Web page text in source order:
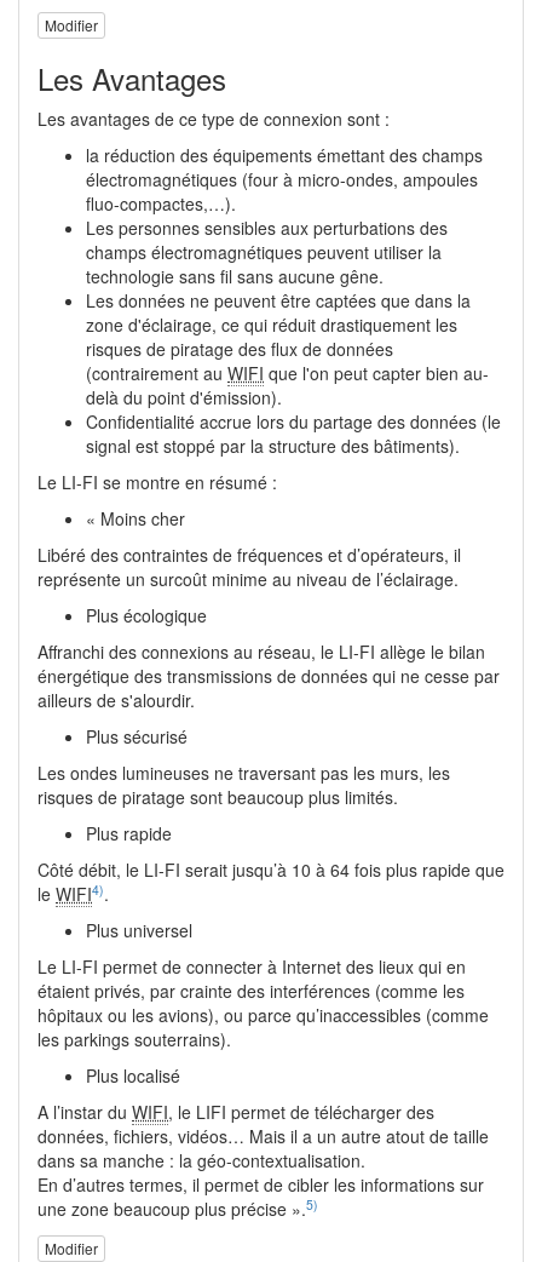
Modifier
Les Avantages
Les avantages de ce type de connexion sont :
la réduction des équipements émettant des champs
électromagnétiques (four à micro-ondes, ampoules
fluo-compactes,…).
Les personnes sensibles aux perturbations des
champs électromagnétiques peuvent utiliser la
technologie sans fil sans aucune gêne.
Les données ne peuvent être captées que dans la
zone d'éclairage, ce qui réduit drastiquement les
risques de piratage des flux de données
(contrairement au WIFI que l'on peut capter bien au-
delà du point d'émission).
Confidentialité accrue lors du partage des données (le
signal est stoppé par la structure des bâtiments).
Le LI-FI se montre en résumé :
« Moins cher
Libéré des contraintes de fréquences et d’opérateurs, il
représente un surcoût minime au niveau de l’éclairage.
Plus écologique
Affranchi des connexions au réseau, le LI-FI allège le bilan
énergétique des transmissions de données qui ne cesse par
ailleurs de s'alourdir.
Plus sécurisé
Les ondes lumineuses ne traversant pas les murs, les
risques de piratage sont beaucoup plus limités.
Plus rapide
Côté débit, le LI-FI serait jusqu’à 10 à 64 fois plus rapide que
le WIFI4).
Plus universel
Le LI-FI permet de connecter à Internet des lieux qui en
étaient privés, par crainte des interférences (comme les
hôpitaux ou les avions), ou parce qu’inaccessibles (comme
les parkings souterrains).
Plus localisé
A l’instar du WIFI, le LIFI permet de télécharger des
données, fichiers, vidéos… Mais il a un autre atout de taille
dans sa manche : la géo-contextualisation.
En d’autres termes, il permet de cibler les informations sur
une zone beaucoup plus précise ».5)
Modifier